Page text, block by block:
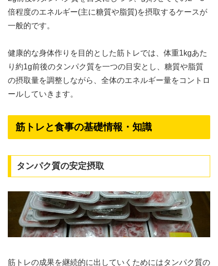
倍程度のエネルギー(主に糖質や脂質)を摂取するケースが
一般的です。
健康的な身体作りを目的とした筋トレでは、体重1kgあた
り約1g前後のタンパク質を一つの目安とし、糖質や脂質
の摂取量を調整しながら、全体のエネルギー量をコントロ
ールしていきます。
筋トレと食事の基礎情報・知識
タンパク質の安定摂取
筋トレの成果を継続的に出していくためにはタンパク質の